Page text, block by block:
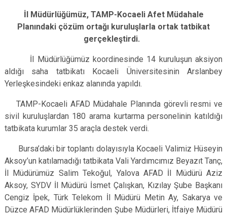
İl Müdürlüğümüz, TAMP-Kocaeli Afet Müdahale
Planındaki çözüm ortağı kuruluşlarla ortak tatbikat
gerçekleştirdi.
İl Müdürlüğümüz koordinesinde 14 kuruluşun aksiyon
aldığı saha tatbikatı Kocaeli Üniversitesinin Arslanbey
Yerleşkesindeki enkaz alanında yapıldı.
TAMP-Kocaeli AFAD Müdahale Planında görevli resmi ve
sivil kuruluşlardan 180 arama kurtarma personelinin katıldığı
tatbikata kurumlar 35 araçla destek verdi.
Bursa’daki bir toplantı dolayısıyla Kocaeli Valimiz Hüseyin
Aksoy’un katılamadığı tatbikata Vali Yardımcımız Beyazıt Tanç,
İl Müdürümüz Salim Tekoğul, Yalova AFAD İl Müdürü Aziz
Aksoy, SYDV İl Müdürü İsmet Çalışkan, Kızılay Şube Başkanı
Cengiz İpek, Türk Telekom İl Müdürü Metin Ay, Sakarya ve
Düzce AFAD Müdürlüklerinden Şube Müdürleri, İtfaiye Müdürü